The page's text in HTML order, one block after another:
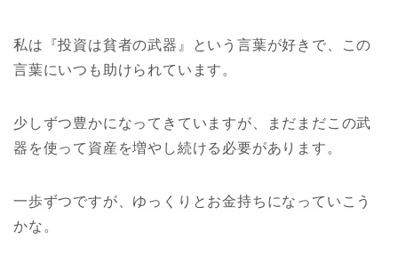
私は『投資は貧者の武器』という言葉が好きで、この
言葉にいつも助けられています。
少しずつ豊かになってきていますが、まだまだこの武
器を使って資産を増やし続ける必要があります。
一歩ずつですが、ゆっくりとお金持ちになっていこう
かな。